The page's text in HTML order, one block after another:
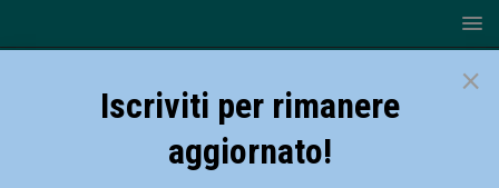
×
Iscriviti per rimanere
aggiornato!